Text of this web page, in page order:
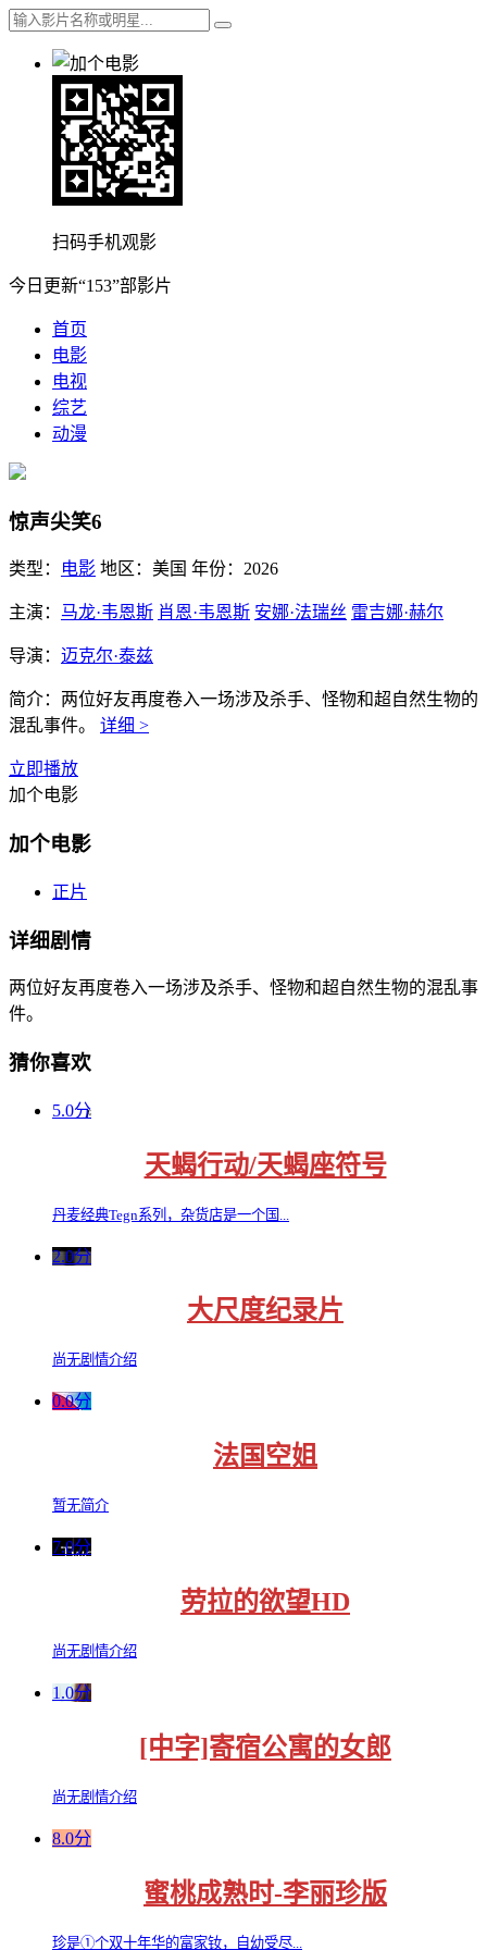
扫码手机观影
今日更新“153”部影片
首页
电影
电视
综艺
动漫
惊声尖笑6
类型： 电影 地区： 美国 年份： 2026
主演： 马龙·韦恩斯 肖恩·韦恩斯 安娜·法瑞丝 雷吉娜·赫尔
导演： 迈克尔·泰兹
简介： 两位好友再度卷入一场涉及杀手、怪物和超自然生物的
混乱事件。 详细 >
立即播放
加个电影
加个电影
正片
详细剧情
两位好友再度卷入一场涉及杀手、怪物和超自然生物的混乱事
件。
猜你喜欢
5.0分
天蝎行动/天蝎座符号
丹麦经典Tegn系列，杂货店是一个国...
2.0分
大尺度纪录片
尚无剧情介绍
0.0分
法国空姐
暂无简介
7.0分
劳拉的欲望HD
尚无剧情介绍
1.0分
[中字]寄宿公寓的女郎
尚无剧情介绍
8.0分
蜜桃成熟时-李丽珍版
珍是①个双十年华的富家钕，自幼受尽...